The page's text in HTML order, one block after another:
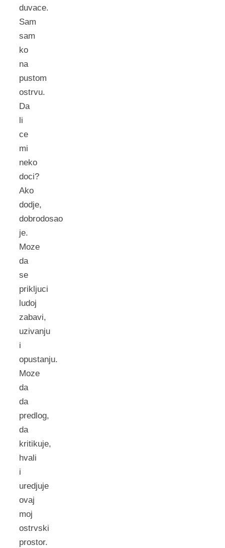
duvace.
Sam
sam
ko
na
pustom
ostrvu.
Da
li
ce
mi
neko
doci?
Ako
dodje,
dobrodosao
je.
Moze
da
se
prikljuci
ludoj
zabavi,
uzivanju
i
opustanju.
Moze
da
da
predlog,
da
kritikuje,
hvali
i
uredjuje
ovaj
moj
ostrvski
prostor.